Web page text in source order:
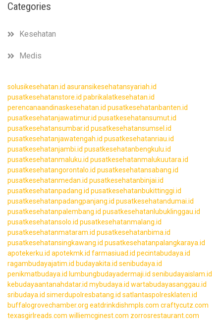
Categories
Kesehatan
Medis
solusikesehatan.id asuransikesehatansyariah.id
pusatkesehatanstore.id pabrikalatkesehatan.id
perencanaandinaskesehatan.id pusatkesehatanbanten.id
pusatkesehatanjawatimur.id pusatkesehatansumut.id
pusatkesehatansumbar.id pusatkesehatansumsel.id
pusatkesehatanjawatengah.id pusatkesehatanriau.id
pusatkesehatanjambi.id pusatkesehatanbengkulu.id
pusatkesehatanmaluku.id pusatkesehatanmalukuutara.id
pusatkesehatangorontalo.id pusatkesehatansabang.id
pusatkesehatanmedan.id pusatkesehatanbinjai.id
pusatkesehatanpadang.id pusatkesehatanbukittinggi.id
pusatkesehatanpadangpanjang.id pusatkesehatandumai.id
pusatkesehatanpalembang.id pusatkesehatanlubuklinggau.id
pusatkesehatansolo.id pusatkesehatanmalang.id
pusatkesehatanmataram.id pusatkesehatanbima.id
pusatkesehatansingkawang.id pusatkesehatanpalangkaraya.id
apotekerku.id apotekmk.id farmasiuad.id pecintabudaya.id
ragambudayajatim.id budayakita.id senibudaya.id
penikmatbudaya.id lumbungbudayadermaji.id senibudayaislam.id
kebudayaantanahdatar.id mybudaya.id wartabudayasanggau.id
sribudaya.id simerdupolresbatang.id satlantaspolresklaten.id
buffalogrovechamber.org eatdrinkdishmpls.com craftycutz.com
texasgirlreads.com williemcginest.com zorrosrestaurant.com